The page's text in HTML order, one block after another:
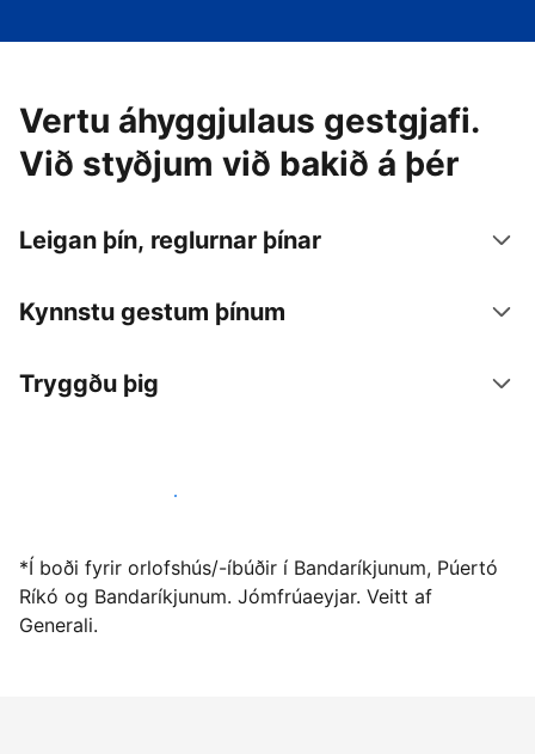
Vertu áhyggjulaus gestgjafi.
Við styðjum við bakið á þér
Leigan þín, reglurnar þínar
Kynnstu gestum þínum
Tryggðu þig
Vertu gestgjafi hjá okkur í dag
*Í boði fyrir orlofshús/-íbúðir í Bandaríkjunum, Púertó
Ríkó og Bandaríkjunum. Jómfrúaeyjar. Veitt af
Generali.